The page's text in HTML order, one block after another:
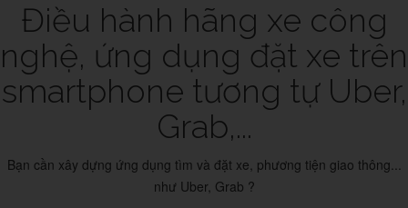
Điều hành hãng xe công
nghệ, ứng dụng đặt xe trên
smartphone tương tự Uber,
Grab,...
Bạn cần xây dựng ứng dụng tìm và đặt xe, phương tiện giao thông...
như Uber, Grab ?